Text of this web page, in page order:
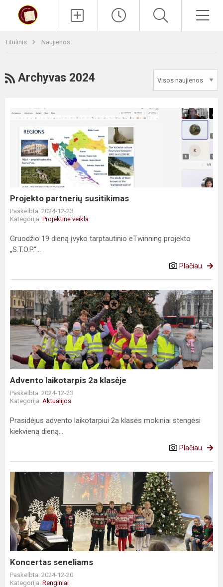
Titulinis Naujienos
RSS
Archyvas 2024
Projekto
susitikimas
Projekto partnerių susitikimas
Paskelbta: 2024-12-23
Kategorija: Projektinė veikla
Gruodžio 19 dieną įvyko tarptautinio eTwinning projekto
„S.T.O.P.“...
Plačiau
Advento
laikotarpis
2a
klasėje
Advento laikotarpis 2a klasėje
Paskelbta: 2024-12-23
Kategorija: Aktualijos
Prasidėjus advento laikotarpiui 2a klasės mokiniai stengėsi
kiekvieną dieną...
Plačiau
Koncertas
seneliams
Koncertas seneliams
Paskelbta: 2024-12-20
Kategorija: Renginiai